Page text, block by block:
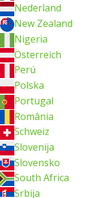
Nederland
New Zealand
Nigeria
Österreich
Perú
Polska
Portugal
România
Schweiz
Slovenija
Slovensko
South Africa
Srbija